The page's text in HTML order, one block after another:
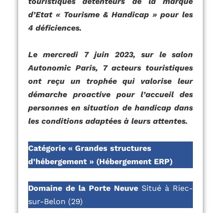
d’Etat « Tourisme & Handicap » pour les
4 déficiences.
Le mercredi 7 juin 2023, sur le salon
Autonomic Paris, 7 acteurs touristiques
ont reçu un trophée qui valorise leur
démarche proactive pour l’accueil des
personnes en situation de handicap dans
les conditions adaptées à leurs attentes.
Catégorie « Grandes structures
d’hébergement » (Hébergement ERP)
Domaine de la Porte Neuve Situé à Riec-
sur-Belon (29)